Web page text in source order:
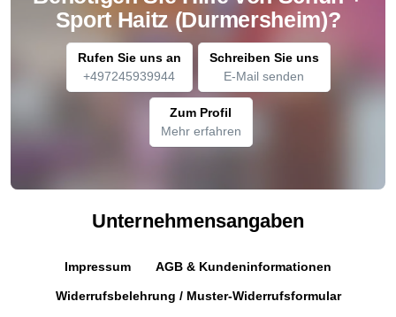
Sport Haitz (Durmersheim)?
Rufen Sie uns an
+497245939944
Schreiben Sie uns
E-Mail senden
Zum Profil
Mehr erfahren
Unternehmensangaben
Impressum AGB & Kundeninformationen
Widerrufsbelehrung / Muster-Widerrufsformular